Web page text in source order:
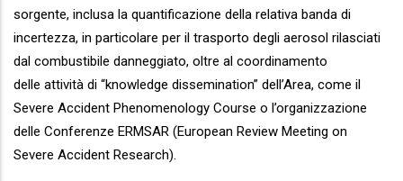
sorgente, inclusa la quantificazione della relativa banda di
incertezza, in particolare per il trasporto degli aerosol rilasciati
dal combustibile danneggiato, oltre al coordinamento
delle attività di “knowledge dissemination” dell’Area, come il
Severe Accident Phenomenology Course o l’organizzazione
delle Conferenze ERMSAR (European Review Meeting on
Severe Accident Research).